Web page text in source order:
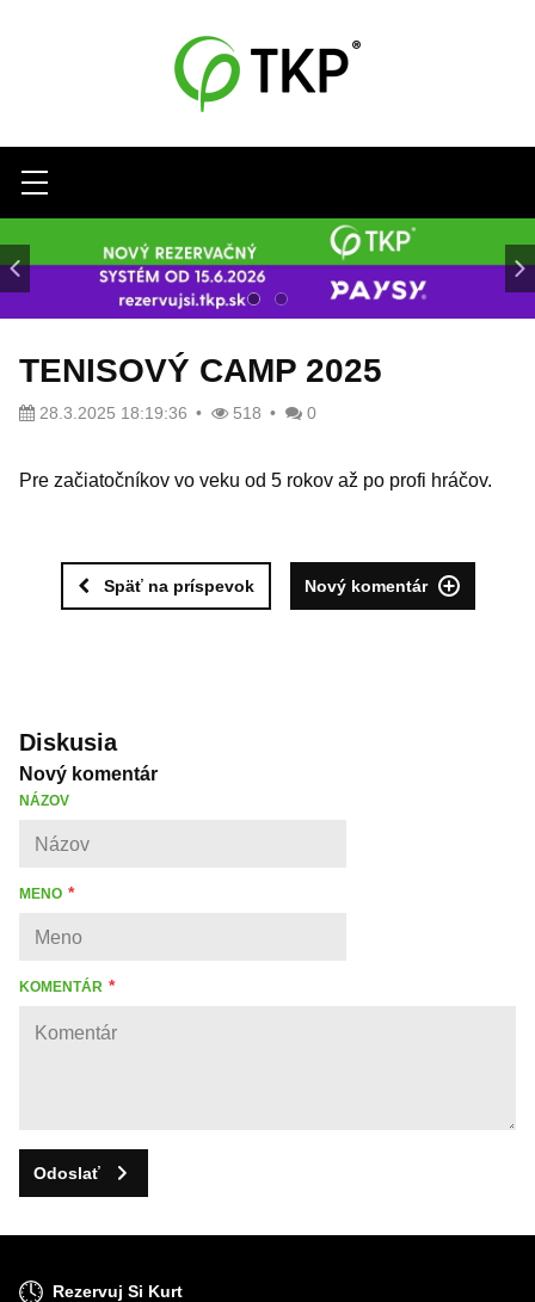
Menu
TENISOVÝ CAMP 2025
28.3.2025 18:19:36 518 0
Pre začiatočníkov vo veku od 5 rokov až po profi hráčov.
Späť na príspevok Nový komentár
Diskusia
Nový komentár
NÁZOV
MENO
KOMENTÁR
Odoslať
Rezervuj Si Kurt